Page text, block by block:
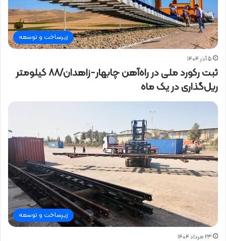
زیرساخت و توسعه
۵ آذر ۱۴۰۴
ثبت رکورد ملی در راه‌آهن چابهار-زاهدان/۸۸ کیلومتر
ریل‌گذاری در یک ماه
زیرساخت و توسعه
۲۳ مرداد ۱۴۰۴